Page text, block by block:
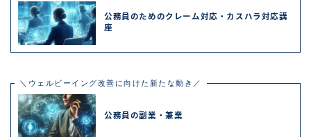
公務員のためのクレーム対応・カスハラ対応講
座
＼ウェルビーイング改善に向けた新たな動き／
公務員の副業・兼業